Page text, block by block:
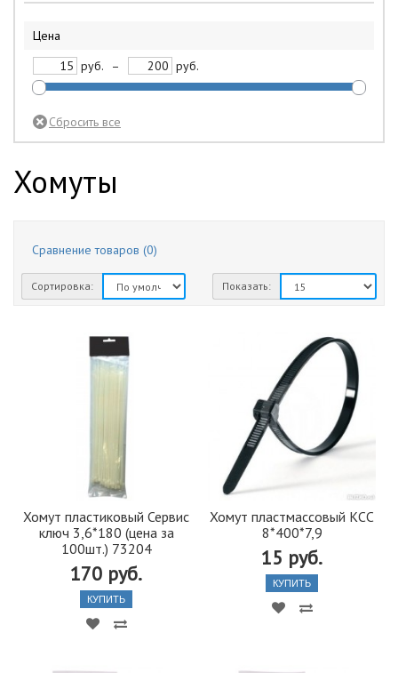
Цена
руб.
– руб.
Хомуты
Сравнение товаров (0)
Сортировка: Показать:
Хомут пластиковый Сервис
ключ 3,6*180 (цена за
100шт.) 73204
170 руб.
КУПИТЬ
Хомут пластмассовый КСС
8*400*7,9
15 руб.
КУПИТЬ